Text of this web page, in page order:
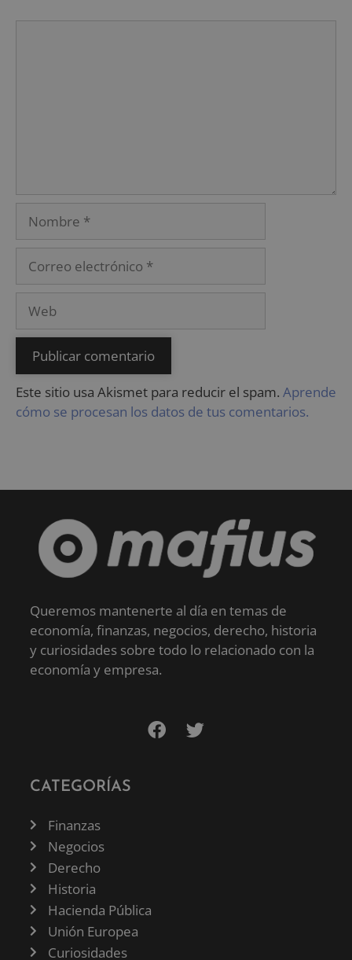
Este sitio usa Akismet para reducir el spam. Aprende
cómo se procesan los datos de tus comentarios.
Queremos mantenerte al día en temas de
economía, finanzas, negocios, derecho, historia
y curiosidades sobre todo lo relacionado con la
economía y empresa.
CATEGORÍAS
Finanzas
Negocios
Derecho
Historia
Hacienda Pública
Unión Europea
Curiosidades